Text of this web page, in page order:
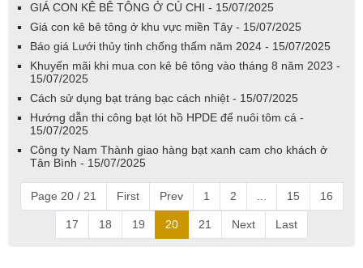
GIÁ CON KÊ BÊ TÔNG Ở CỦ CHI - 15/07/2025
Giá con kê bê tông ở khu vực miền Tây - 15/07/2025
Báo giá Lưới thủy tinh chống thấm năm 2024 - 15/07/2025
Khuyến mãi khi mua con kê bê tông vào tháng 8 năm 2023 -
15/07/2025
Cách sử dụng bạt tráng bạc cách nhiệt - 15/07/2025
Hướng dẫn thi công bạt lót hồ HPDE để nuôi tôm cá -
15/07/2025
Công ty Nam Thành giao hàng bạt xanh cam cho khách ở
Tân Bình - 15/07/2025
Page 20 / 21 First Prev 1 2 15 16
17 18 19 20 21 Next Last